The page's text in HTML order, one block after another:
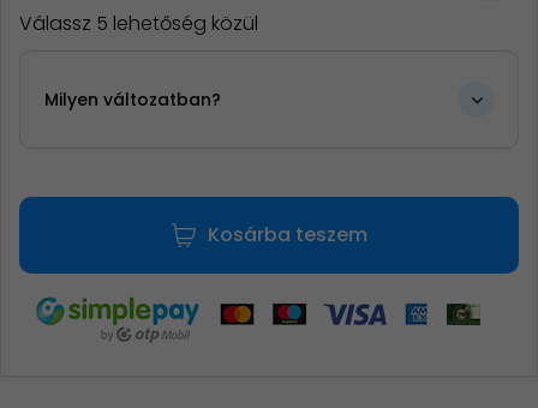
Válassz 5 lehetőség közül
Milyen változatban?
Kosárba teszem